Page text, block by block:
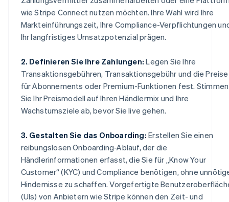
wie Stripe Connect nutzen möchten. Ihre Wahl wird Ihre
Markteinführungszeit, Ihre Compliance-Verpflichtungen
Ihr langfristiges Umsatzpotenzial prägen.
2. Definieren Sie Ihre Zahlungen: Legen Sie Ihre
Transaktionsgebühren, Transaktionsgebühr und die Preise
für Abonnements oder Premium-Funktionen fest. Stimmen
Sie Ihr Preismodell auf Ihren Händlermix und Ihre
Wachstumsziele ab, bevor Sie live gehen.
3. Gestalten Sie das Onboarding: Erstellen Sie einen
reibungslosen Onboarding-Ablauf, der die
Händlerinformationen erfasst, die Sie für „Know Your
Customer“ (KYC) und Compliance benötigen, ohne
Hindernisse zu schaffen. Vorgefertigte
(UIs) von Anbietern wie Stripe können den Zeit- und